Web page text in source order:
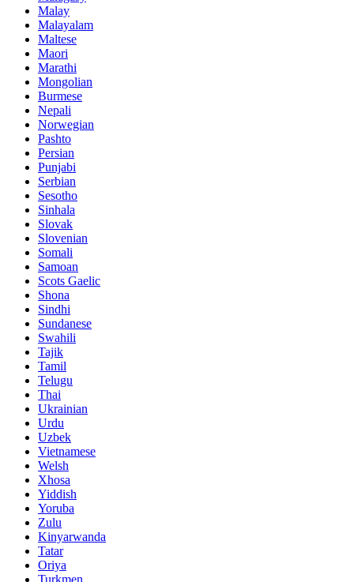
Malay
Malayalam
Maltese
Maori
Marathi
Mongolian
Burmese
Nepali
Norwegian
Pashto
Persian
Punjabi
Serbian
Sesotho
Sinhala
Slovak
Slovenian
Somali
Samoan
Scots Gaelic
Shona
Sindhi
Sundanese
Swahili
Tajik
Tamil
Telugu
Thai
Ukrainian
Urdu
Uzbek
Vietnamese
Welsh
Xhosa
Yiddish
Yoruba
Zulu
Kinyarwanda
Tatar
Oriya
Turkmen